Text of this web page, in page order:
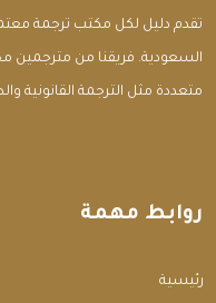
تقدم دليل لكل مكتب ترجمة
السعودية. فريقنا من مترجمين
متعددة مثل الترجمة القانونية
روابط مهمة
الرئيسية